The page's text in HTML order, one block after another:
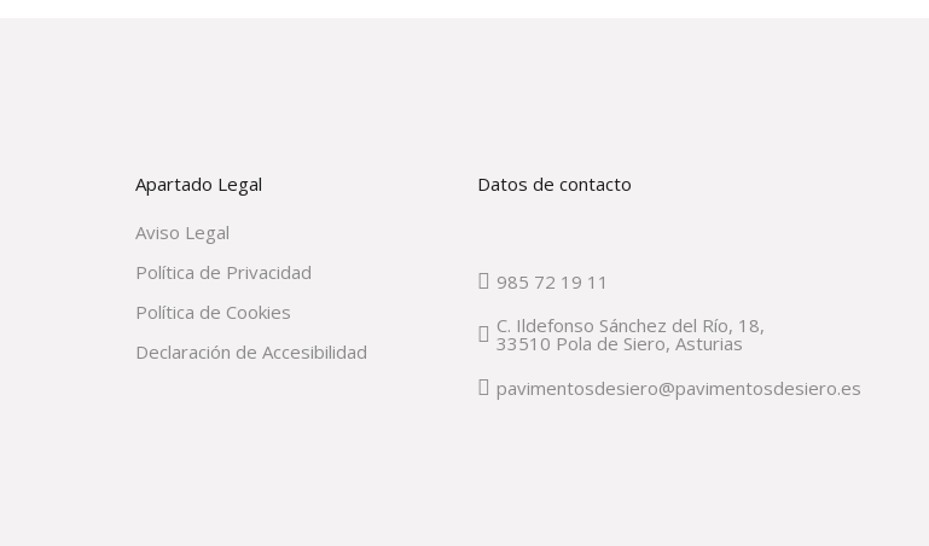
Apartado Legal
Aviso Legal
Política de Privacidad
Política de Cookies
Declaración de Accesibilidad
Datos de contacto
985 72 19 11
C. Ildefonso Sánchez del Río, 18,
33510 Pola de Siero, Asturias
pavimentosdesiero@pavimentosdesiero.es